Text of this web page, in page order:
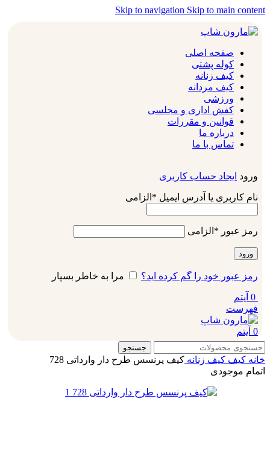
Skip to navigation Skip to main content
صفحه اصلی
کوله پشتی
کیف زنانه
کیف مردانه
ورزشی
کفش اداری و مجلسی
قوانین و مقررات
درباره ما
تماس با ما
ورود ایجاد حساب کاربری
نام کاربری یا آدرس ایمیل * الزامی
رمز عبور * الزامی
ورود
رمز عبور خود را گم کرده اید؟ مرا به خاطر بسپار
0 آیتم
فهرست
0 آیتم
جستجو
خانه کیف کیف زنانه کیف پرنسس طرح دار وارداتی 728
اتمام موجودی